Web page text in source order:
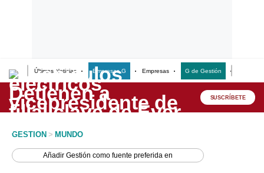
Últimas Noticias Empresas G Empresas G de Gestión
Lo último
Peru Quiosco SUSCRÍBETE
GESTION > MUNDO
AñadirGestión como fuente preferida en